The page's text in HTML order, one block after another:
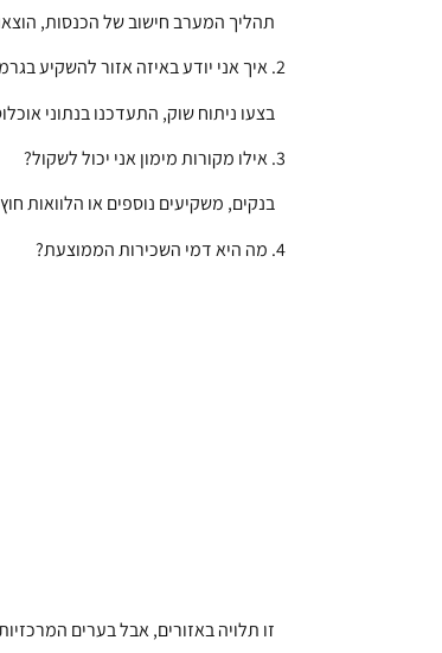
תהליך המערב חישוב של הכנסות,
2. איך אני יודע באיזה אזור להשקיע בגרמניה עם
בצעו ניתוח שוק, התעדכנו בנתוני
3. אילו מקורות מימון אני יכול לשקול?
בנקים, משקיעים נוספים או הלוואות
4. מה היא דמי השכירות הממוצעת?
זו תלויה באזורים, אבל בערים